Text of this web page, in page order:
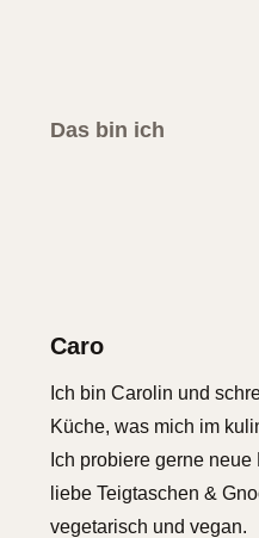
Das bin ich
Caro
Ich bin Carolin und
Küche, was mich im
Ich probiere gerne
liebe Teigtaschen &
vegetarisch und vegan.